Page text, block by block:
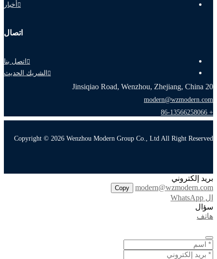
أخبار
اتصال
اتصل بنا
الشريك الحديث
20 Jinsiqiao Road, Wenzhou, Zhejiang, China
modern@wzmodern.com
+ 86-13566258066
Copyright © 2026 Wenzhou Modern Group Co., Ltd All Right Reserved
بريد إلكتروني
modern@wzmodern.com
Copy
ال WhatsApp
سؤال
هاتف